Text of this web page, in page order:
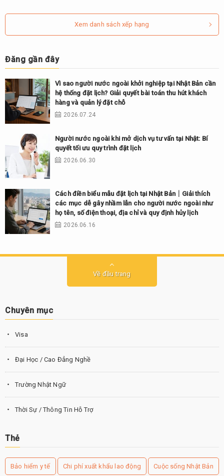
Xem danh sách xếp hạng
Đăng gần đây
Vì sao người nước ngoài khởi nghiệp tại Nhật Bản cần
hệ thống đặt lịch? Giải quyết bài toán thu hút khách
hàng và quản lý đặt chỗ
2026.07.24
Người nước ngoài khi mở dịch vụ tư vấn tại Nhật: Bí
quyết tối ưu quy trình đặt lịch
2026.06.30
Cách điền biểu mẫu đặt lịch tại Nhật Bản｜Giải thích
các mục dễ gây nhầm lẫn cho người nước ngoài như
họ tên, số điện thoại, địa chỉ và quy định hủy lịch
2026.06.16
Về đầu trang
Chuyên mục
Visa
Đại Học / Cao Đẳng Nghề
Trường Nhật Ngữ
Thời Sự / Thông Tin Hỗ Trợ
Thẻ
Bảo hiểm y tế Chi phí xuất khẩu lao động Cuộc sống Nhật Bản